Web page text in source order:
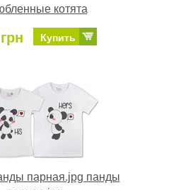
котята
Купить
парная.jpg панды